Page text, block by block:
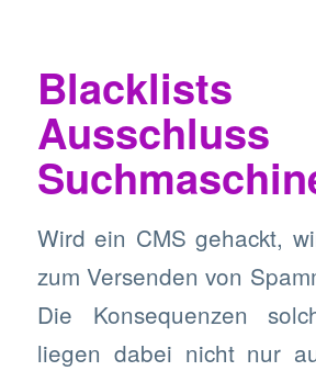
Wird ein CMS gehackt,
zum Versenden von
Die Konsequenzen
liegen dabei nicht nur